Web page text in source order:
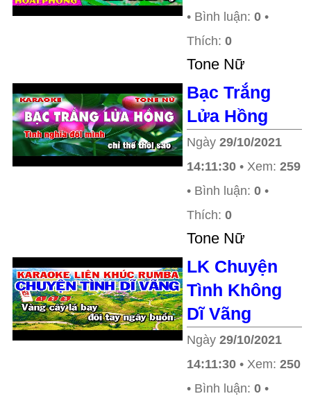
• Bình luận: 0 •
Thích: 0
Tone Nữ
Bạc Trắng
Lửa Hồng
Ngày 29/10/2021
14:11:30 • Xem: 259
• Bình luận: 0 •
Thích: 0
Tone Nữ
LK Chuyện
Tình Không
Dĩ Vãng
Ngày 29/10/2021
14:11:30 • Xem: 250
• Bình luận: 0 •